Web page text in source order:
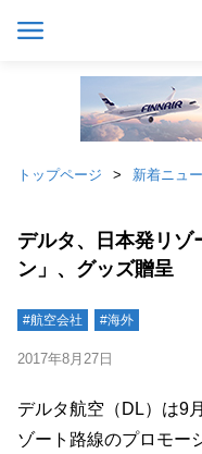
トップページ 新着ニュ
デルタ、日本発リゾ
ン」、グッズ贈呈
#航空会社 #海外
2017年8月27日
デルタ航空（DL）は9
ゾート路線のプロモー